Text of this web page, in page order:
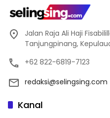
Jalan Raja Ali Haji
Tanjungpinang,
+62 822-6819-7123
redaksi@selingsing.com
Kanal